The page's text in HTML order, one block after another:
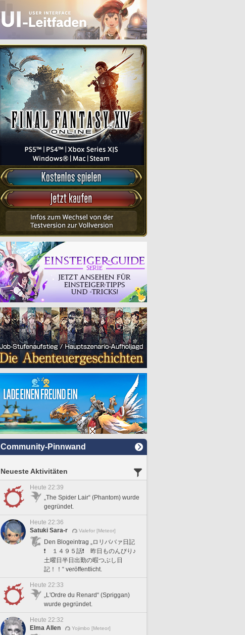
Community-Pinnwand
Neueste Aktivitäten
Heute 22:39
„The Spider Lair“ (Phantom) wurde
gegründet.
Heute 22:36
Satuki Sara-r
Valefor [Meteor]
Den Blogeintrag „ロリババァ日記
❗️ １４９５話❗️ 昨日ものんびり♪
土曜日半日出勤の暇つぶし日
記！！“ veröffentlicht.
Heute 22:33
„L'Ordre du Renard“ (Spriggan)
wurde gegründet.
Heute 22:32
Elma Allen
Yojimbo [Meteor]